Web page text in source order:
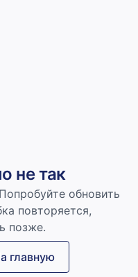
не так
обновить
повторяется,
позже.
главную